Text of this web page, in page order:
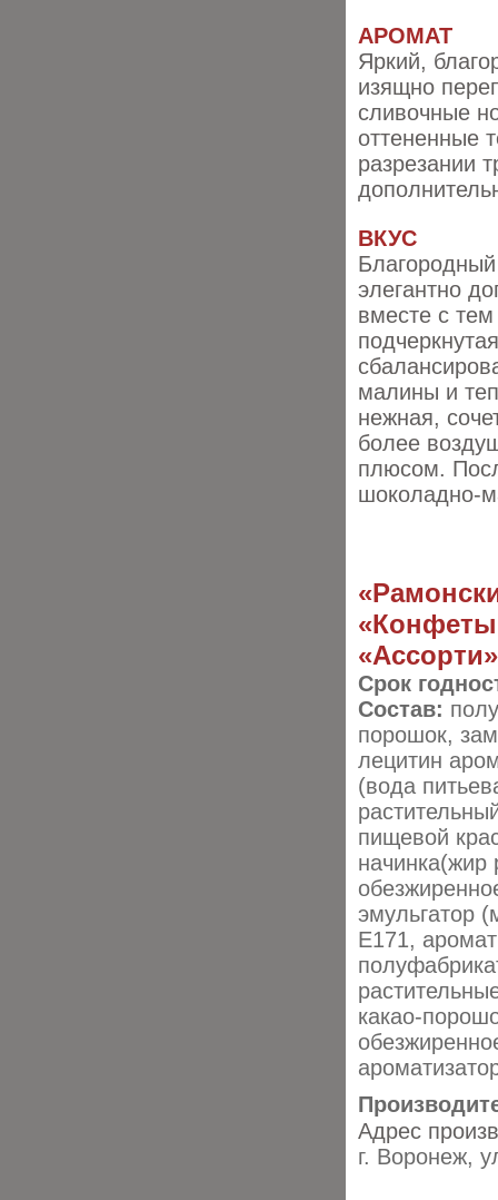
АРОМАТ
Яркий,
изящно
сливочные
оттененные
разрезании
ВКУС
элегантно
вместе с
малины и
нежная,
более
плюсом.
шоколадно-
«Конфеты
«Ассорти»
Срок
Состав:
порошок,
лецитин
(вода
пищевой
начинка(жир
эмульгатор
Е171,
какао-
Адрес
г. Воронеж,